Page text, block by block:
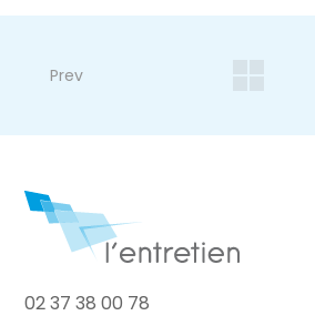
Prev
02 37 38 00 78